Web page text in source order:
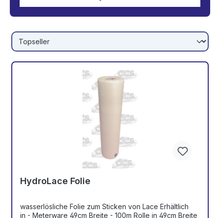
HydroLace Folie
wasserlösliche Folie zum Sticken von Lace Erhältlich
in - Meterware 49cm Breite - 100m Rolle in 49cm Breite